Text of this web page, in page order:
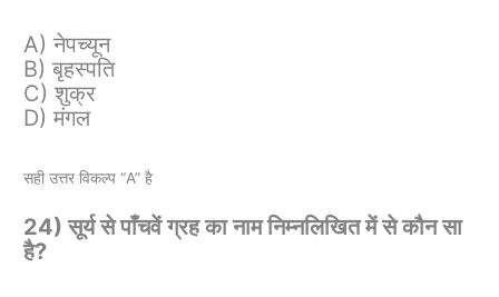
A) नेपच्यून
B) बृहस्पति
C) शुक्र
D) मंगल
सही उत्तर विकल्प “A” है
24) सूर्य से पाँचवें ग्रह का नाम निम्नलिखित में से कौन सा
है?